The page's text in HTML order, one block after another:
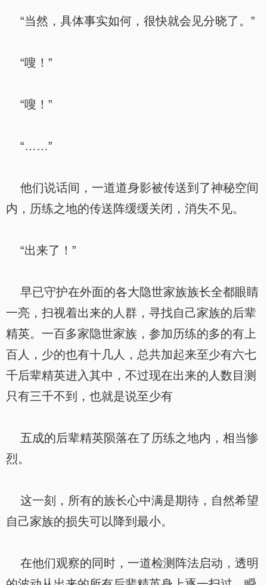
“当然，具体事实如何，很快就会见分晓了。”
“嗖！”
“嗖！”
“……”
他们说话间，一道道身影被传送到了神秘空间
内，历练之地的传送阵缓缓关闭，消失不见。
“出来了！”
早已守护在外面的各大隐世家族族长全都眼睛
一亮，扫视着出来的人群，寻找自己家族的后辈
精英。一百多家隐世家族，参加历练的多的有上
百人，少的也有十几人，总共加起来至少有六七
千后辈精英进入其中，不过现在出来的人数目测
只有三千不到，也就是说至少有
五成的后辈精英陨落在了历练之地内，相当惨
烈。
这一刻，所有的族长心中满是期待，自然希望
自己家族的损失可以降到最小。
在他们观察的同时，一道检测阵法启动，透明